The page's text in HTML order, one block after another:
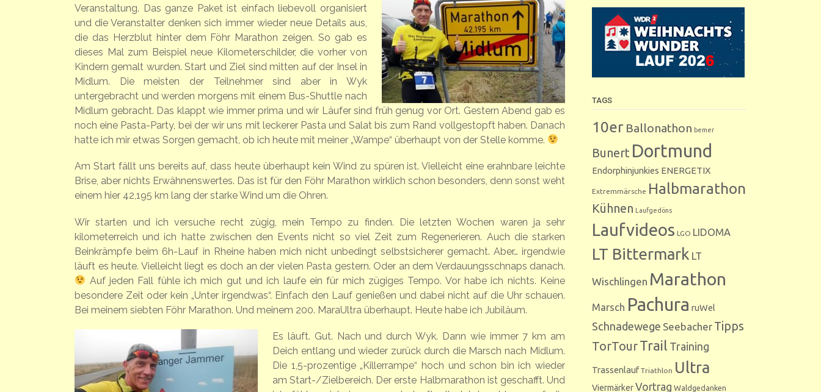
Veranstaltung. Das ganze Paket ist einfach liebevoll organisiert
und die Veranstalter denken sich immer wieder neue Details aus,
die das Herzblut hinter dem Föhr Marathon zeigen. So gab es
dieses Mal zum Beispiel neue Kilometerschilder, die vorher von
Kindern gemalt wurden. Start und Ziel sind mitten auf der Insel in
Midlum. Die meisten der Teilnehmer sind aber in Wyk
untergebracht und werden morgens mit einem Bus-Shuttle nach
Midlum gebracht. Das klappt wie immer prima und wir Läufer sind früh genug vor Ort. Gestern Abend gab es
noch eine Pasta-Party, bei der wir uns mit leckerer Pasta und Salat bis zum Rand vollgestopft haben. Danach
hatte ich mir etwas Sorgen gemacht, ob ich heute mit meiner „Wampe“ überhaupt von der Stelle komme.
Am Start fällt uns bereits auf, dass heute überhaupt kein Wind zu spüren ist. Vielleicht eine erahnbare leichte
Brise, aber nichts Erwähnenswertes. Das ist für den Föhr Marathon wirklich schon besonders, denn sonst weht
einem hier 42,195 km lang der starke Wind um die Ohren.
Wir starten und ich versuche recht zügig, mein Tempo zu finden. Die letzten Wochen waren ja sehr
kilometerreich und ich hatte zwischen den Events nicht so viel Zeit zum Regenerieren. Auch die starken
Beinkrämpfe beim 6h-Lauf in Rheine haben mich nicht unbedingt selbstsicherer gemacht. Aber… irgendwie
läuft es heute. Vielleicht liegt es doch an der vielen Pasta gestern. Oder an dem Verdauungsschnaps danach.
Auf jeden Fall fühle ich mich gut und ich laufe ein für mich zügiges Tempo. Vor habe ich nichts. Keine
besondere Zeit oder kein „Unter irgendwas“. Einfach den Lauf genießen und dabei nicht auf die Uhr schauen.
Bei meinem siebten Föhr Marathon. Und meinem 200. MaraUltra überhaupt. Heute habe ich Jubiläum.
Es läuft. Gut. Nach und durch Wyk. Dann wie immer 7 km am
Deich entlang und wieder zurück durch die Marsch nach Midlum.
Die 1,5-prozentige „Killerrampe“ hoch und schon bin ich wieder
am Start-/Zielbereich. Der erste Halbmarathon ist geschafft. Und
TAGS
10er Ballonathon bemer
Bunert Dortmund
Endorphinjunkies ENERGETIX
Extremmärsche Halbmarathon
Kühnen Laufgedöns
Laufvideos LGO LIDOMA
LT Bittermark LT
Wischlingen Marathon
Marsch Pachura ruWel
Schnadewege Seebacher Tipps
TorTourTrail Training
Trassenlauf Triathlon Ultra
ViermärkerVortrag Waldgedanken